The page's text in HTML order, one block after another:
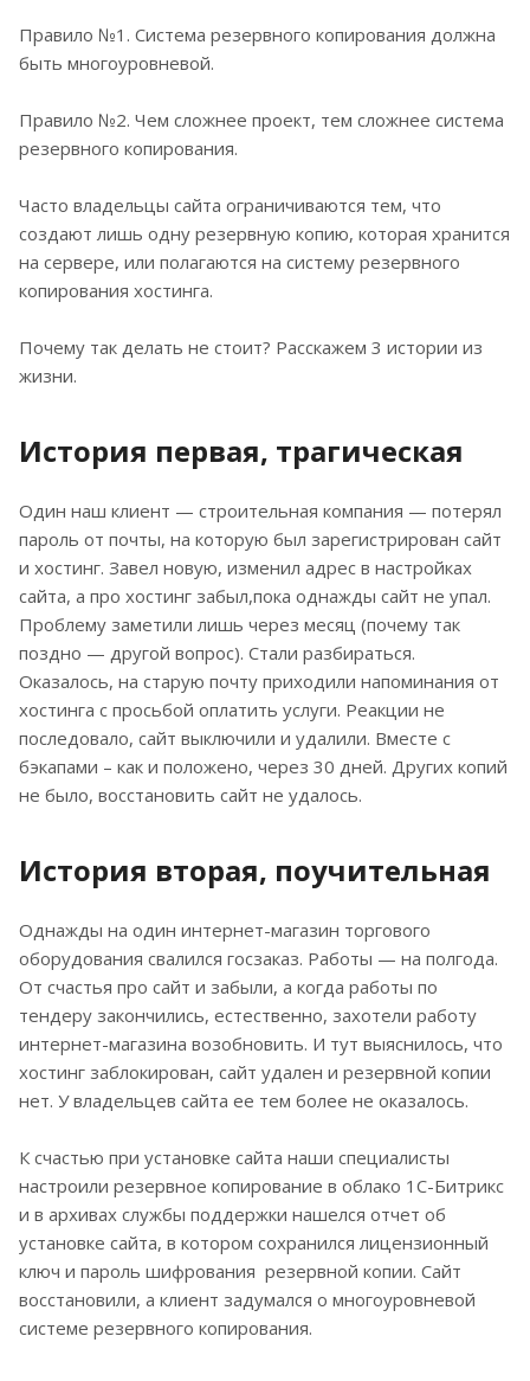
Правило №1. Система резервного копирования должна
быть многоуровневой.
Правило №2. Чем сложнее проект, тем сложнее система
резервного копирования.
Часто владельцы сайта ограничиваются тем, что
создают лишь одну резервную копию, которая хранится
на сервере, или полагаются на систему резервного
копирования хостинга.
Почему так делать не стоит? Расскажем 3 истории из
жизни.
История первая, трагическая
Один наш клиент — строительная компания — потерял
пароль от почты, на которую был зарегистрирован сайт
и хостинг. Завел новую, изменил адрес в настройках
сайта, а про хостинг забыл,пока однажды сайт не упал.
Проблему заметили лишь через месяц (почему так
поздно — другой вопрос). Стали разбираться.
Оказалось, на старую почту приходили напоминания от
хостинга с просьбой оплатить услуги. Реакции не
последовало, сайт выключили и удалили. Вместе с
бэкапами – как и положено, через 30 дней. Других копий
не было, восстановить сайт не удалось.
История вторая, поучительная
Однажды на один интернет-магазин торгового
оборудования свалился госзаказ. Работы — на полгода.
От счастья про сайт и забыли, а когда работы по
тендеру закончились, естественно, захотели работу
интернет-магазина возобновить. И тут выяснилось, что
хостинг заблокирован, сайт удален и резервной копии
нет. У владельцев сайта ее тем более не оказалось.
К счастью при установке сайта наши специалисты
настроили резервное копирование в облако 1С-Битрикс
и в архивах службы поддержки нашелся отчет об
установке сайта, в котором сохранился лицензионный
ключ и пароль шифрования резервной копии. Сайт
восстановили, а клиент задумался о многоуровневой
системе резервного копирования.